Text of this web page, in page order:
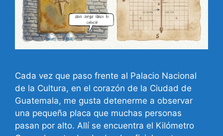
Cada vez que paso frente al Palacio Nacional
de la Cultura, en el corazón de la Ciudad de
Guatemala, me gusta detenerme a observar
una pequeña placa que muchas personas
pasan por alto. Allí se encuentra el Kilómetro